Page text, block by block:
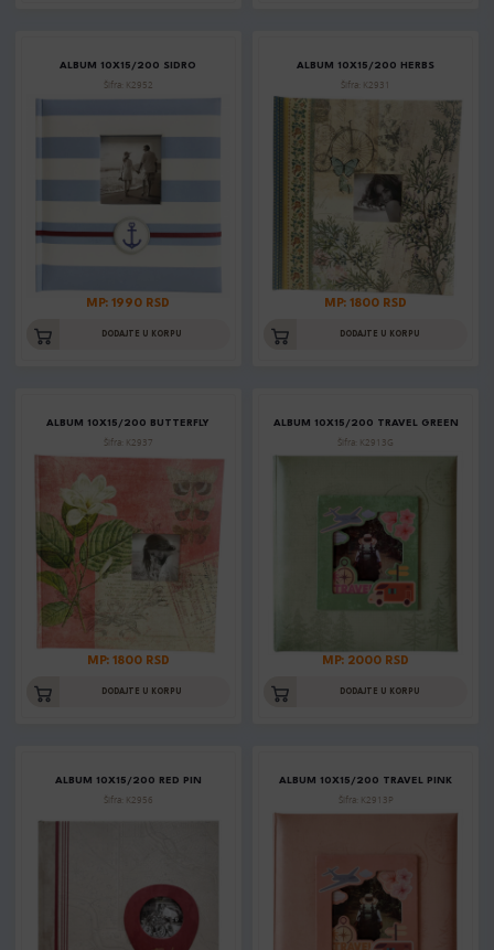
ALBUM 10X15/200 SIDRO
Šifra: K2952
MP: 1990 RSD
DODAJTE U KORPU
ALBUM 10X15/200 HERBS
Šifra: K2931
MP: 1800 RSD
DODAJTE U KORPU
ALBUM 10X15/200 BUTTERFLY
Šifra: K2937
MP: 1800 RSD
DODAJTE U KORPU
ALBUM 10X15/200 TRAVEL GREEN
Šifra: K2913G
MP: 2000 RSD
DODAJTE U KORPU
ALBUM 10X15/200 RED PIN
Šifra: K2956
ALBUM 10X15/200 TRAVEL PINK
Šifra: K2913P